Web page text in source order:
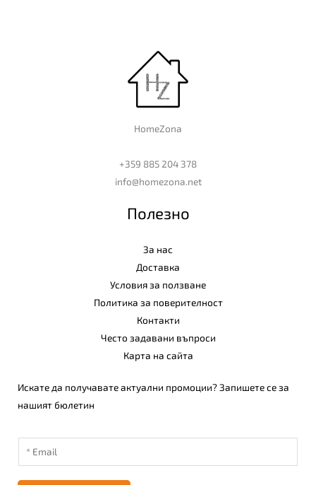
HomeZona
+359 885 204 378
info@homezona.net
Полезно
За нас
Доставка
Условия за ползване
Политика за поверителност
Контакти
Често задавани въпроси
Карта на сайта
Искате да получавате актуални промоции? Запишете се за
нашият бюлетин